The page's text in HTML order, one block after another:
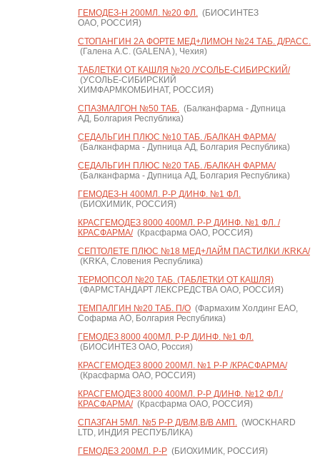
ГЕМОДЕЗ-Н 200МЛ. №20 ФЛ.(БИОСИНТЕЗ
ОАО, РОССИЯ)
СТОПАНГИН 2А ФОРТЕ МЕД+ЛИМОН №24 ТАБ. Д/РАСС.
(Галена А.С. (GALENA ), Чехия)
ТАБЛЕТКИ ОТ КАШЛЯ №20 /УСОЛЬЕ-СИБИРСКИЙ/
(УСОЛЬЕ-СИБИРСКИЙ
ХИМФАРМКОМБИНАТ, РОССИЯ)
СПАЗМАЛГОН №50 ТАБ.(Балканфарма - Дупница
АД, Болгария Республика)
СЕДАЛЬГИН ПЛЮС №10 ТАБ. /БАЛКАН ФАРМА/
(Балканфарма - Дупница АД, Болгария Республика)
СЕДАЛЬГИН ПЛЮС №20 ТАБ. /БАЛКАН ФАРМА/
(Балканфарма - Дупница АД, Болгария Республика)
ГЕМОДЕЗ-Н 400МЛ. Р-Р Д/ИНФ. №1 ФЛ.
(БИОХИМИК, РОССИЯ)
КРАСГЕМОДЕЗ 8000 400МЛ. Р-Р Д/ИНФ. №1 ФЛ. /
КРАСФАРМА/(Красфарма ОАО, РОССИЯ)
СЕПТОЛЕТЕ ПЛЮС №18 МЕД+ЛАЙМ ПАСТИЛКИ /KRKA/
(KRKA, Словения Республика)
ТЕРМОПСОЛ №20 ТАБ. (ТАБЛЕТКИ ОТ КАШЛЯ)
(ФАРМСТАНДАРТ ЛЕКСРЕДСТВА ОАО, РОССИЯ)
ТЕМПАЛГИН №20 ТАБ. П/О(Фармахим Холдинг ЕАО,
Софарма АО, Болгария Республика)
ГЕМОДЕЗ 8000 400МЛ. Р-Р Д/ИНФ. №1 ФЛ.
(БИОСИНТЕЗ ОАО, Россия)
КРАСГЕМОДЕЗ 8000 200МЛ. №1 Р-Р /КРАСФАРМА/
(Красфарма ОАО, РОССИЯ)
КРАСГЕМОДЕЗ 8000 400МЛ. Р-Р Д/ИНФ. №12 ФЛ./
КРАСФАРМА/(Красфарма ОАО, РОССИЯ)
СПАЗГАН 5МЛ. №5 Р-Р Д/В/М,В/В АМП.(WOCKHARD
LTD, ИНДИЯ РЕСПУБЛИКА)
ГЕМОДЕЗ 200МЛ. Р-Р(БИОХИМИК, РОССИЯ)